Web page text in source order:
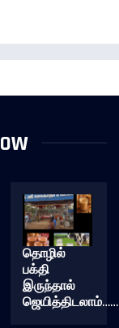
தொழில்
பக்தி
இருந்தால்